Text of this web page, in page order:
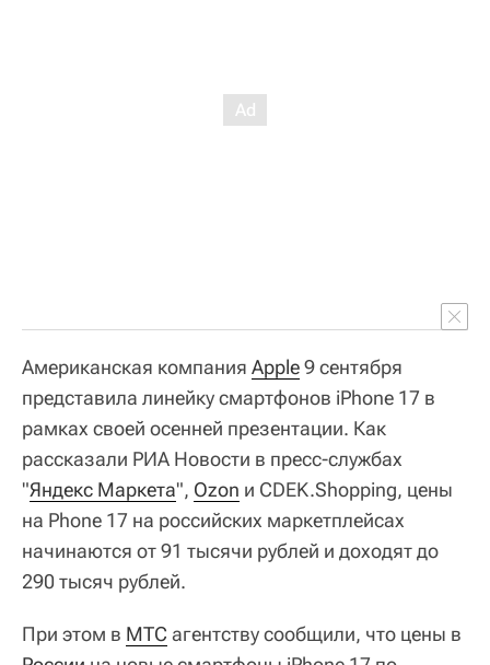
Американская компания Apple9 сентября
представила линейку смартфонов iPhone 17 в
рамках своей осенней презентации. Как
рассказали РИА Новости в пресс-службах
"Яндекс Маркета", Ozon и CDEK.Shopping, цены
на Phone 17 на российских маркетплейсах
начинаются от 91 тысячи рублей и доходят до
290 тысяч рублей.
При этом в МТС агентству сообщили, что цены в